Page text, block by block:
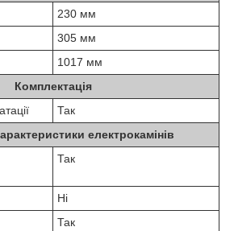
230 мм
305 мм
1017 мм
Комплектація
Так
електрокамінів
Так
Ні
Так